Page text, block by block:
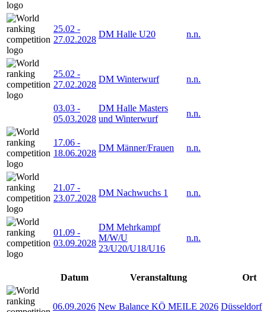
25.02 -
27.02.2028
DM Halle U20 n.n.
25.02 -
27.02.2028
DM Winterwurf n.n.
03.03 -
05.03.2028
DM Halle Masters
und Winterwurf
n.n.
17.06 -
18.06.2028
DM Männer/Frauen n.n.
21.07 -
23.07.2028
DM Nachwuchs 1 n.n.
01.09 -
03.09.2028
DM Mehrkampf
M/W/U
23/U20/U18/U16
n.n.
Datum Veranstaltung Ort
06.09.2026 New Balance KÖ MEILE 2026 Düsseldorf